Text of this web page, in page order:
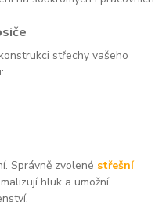
střechy vašeho
Správně zvolené střešní
hluk a umožní